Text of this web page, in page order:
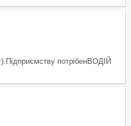
потрібенВОДІЙ